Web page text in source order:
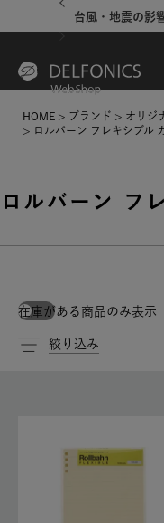
台風・地震の影
HOME ブランド オリジ
ロルバーン フレキシブル
ロルバーン フ
在庫がある商品のみ表示
絞り込み